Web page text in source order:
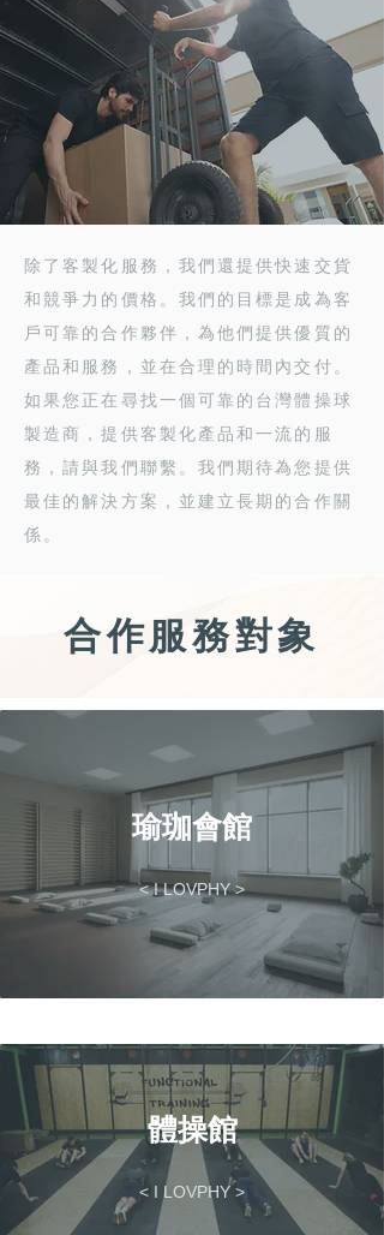
除了客製化服務，我們還提供快速交貨
和競爭力的價格。我們的目標是成為客
戶可靠的合作夥伴，為他們提供優質的
產品和服務，並在合理的時間內交付。
如果您正在尋找一個可靠的台灣體操球
製造商，提供客製化產品和一流的服
務，請與我們聯繫。我們期待為您提供
最佳的解決方案，並建立長期的合作關
係。
​合作服務對象
瑜珈會館
< I LOVPHY >
體操館
< I LOVPHY >